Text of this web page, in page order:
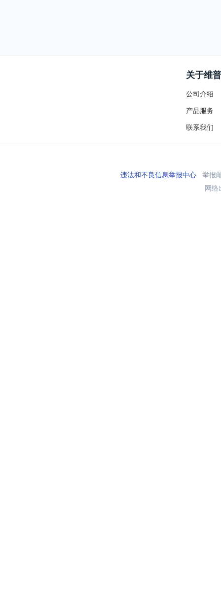
关于维普
公司介绍
产品服务
联系我们
违法和不良信息举报中心举报
网